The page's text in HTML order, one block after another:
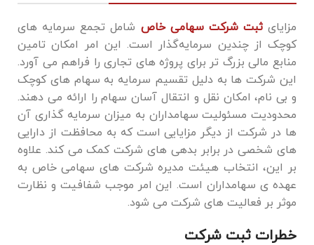
مزایایثبت شرکت سهامی خاص شامل تجمع سرمایه ‌های
کوچک از چندین سرمایه‌گذار است. این امر امکان تامین
منابع مالی بزرگ ‌تر برای پروژه‌ های تجاری را فراهم می‌ آورد.
این شرکت ‌ها به دلیل تقسیم سرمایه به سهام ‌های کوچک
و بی ‌نام، امکان نقل و انتقال آسان سهام را ارائه می ‌دهند.
محدودیت مسئولیت سهامداران به میزان سرمایه ‌گذاری آن
‌ها در شرکت از دیگر مزایایی است که به محافظت از دارایی‌
های شخصی در برابر بدهی‌ های شرکت کمک می‌ کند. علاوه
بر این، انتخاب هیئت مدیره شرکت ‌های سهامی خاص به
عهده ی سهامداران است. این امر موجب شفافیت و نظارت
موثر بر فعالیت ‌های شرکت می ‌شود.
خطرات ثبت شرکت